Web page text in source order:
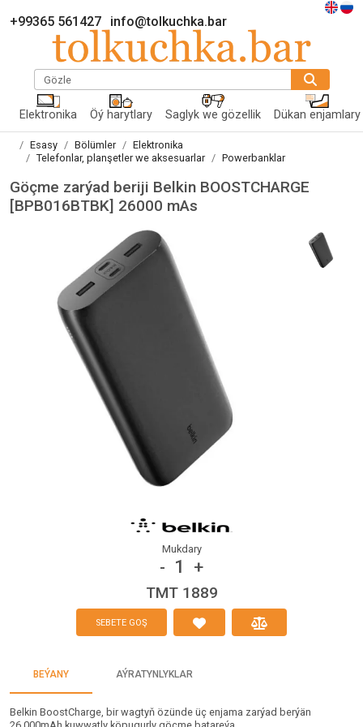
+99365 561427 info@tolkuchka.bar
Gözle
Elektronika Öý harytlary Saglyk we gözellik Dükan enjamlary
Esasy Bölümler
Elektronika
Telefonlar, planşetler we aksesuarlar
Powerbanklar
Göçme zarýad beriji Belkin BOOSTCHARGE
[BPB016BTBK] 26000 mAs
Mukdary
- 1 +
TMT 1889
SEBETE GOŞ
BEÝANY AÝRATYNLYKLAR
Belkin BoostCharge, bir wagtyň özünde üç enjama zarýad berýän